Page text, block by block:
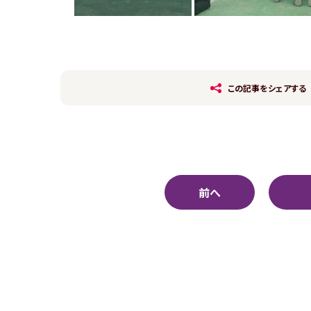
この記事をシェアする
前へ